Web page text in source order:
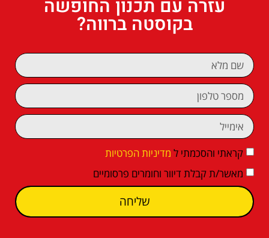
עזרה עם תכנון החופשה
בקוסטה ברווה?
קראתי והסכמתי ל מדיניות הפרטיות
מאשר/ת קבלת דיוור וחומרים פרסומיים
שליחה